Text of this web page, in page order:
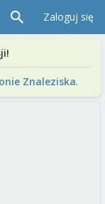
Zaloguj się
Znaleziska.